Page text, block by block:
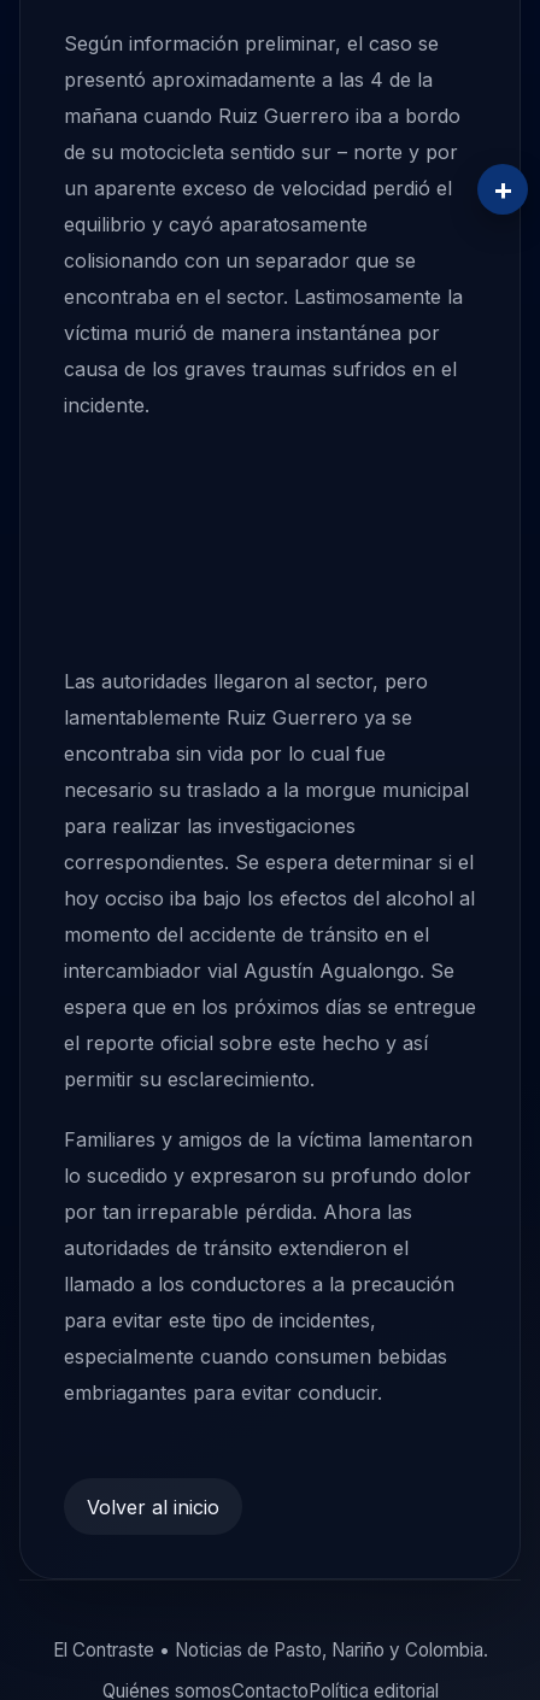
Según información preliminar, el caso se
presentó aproximadamente a las 4 de la
mañana cuando Ruiz Guerrero iba a bordo
de su motocicleta sentido sur – norte y por
un aparente exceso de velocidad perdió el
equilibrio y cayó aparatosamente
colisionando con un separador que se
encontraba en el sector. Lastimosamente la
víctima murió de manera instantánea por
causa de los graves traumas sufridos en el
incidente.
Las autoridades llegaron al sector, pero
lamentablemente Ruiz Guerrero ya se
encontraba sin vida por lo cual fue
necesario su traslado a la morgue municipal
para realizar las investigaciones
correspondientes. Se espera determinar si el
hoy occiso iba bajo los efectos del alcohol al
momento del accidente de tránsito en el
intercambiador vial Agustín Agualongo. Se
espera que en los próximos días se entregue
el reporte oficial sobre este hecho y así
permitir su esclarecimiento.
Familiares y amigos de la víctima lamentaron
lo sucedido y expresaron su profundo dolor
por tan irreparable pérdida. Ahora las
autoridades de tránsito extendieron el
llamado a los conductores a la precaución
para evitar este tipo de incidentes,
especialmente cuando consumen bebidas
embriagantes para evitar conducir.
Volver al inicio
El Contraste • Noticias de Pasto, Nariño y Colombia.
Quiénes somosContactoPolítica editorial
+